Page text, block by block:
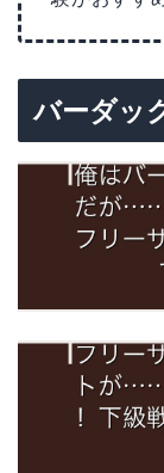
バーダッ